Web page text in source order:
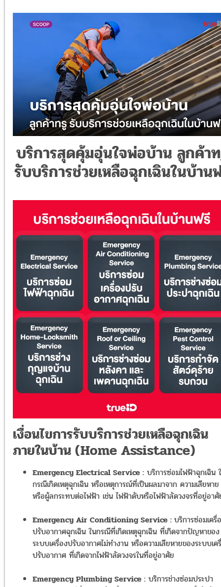
บริการสุดคุ้มอุ่นใจพ่อบ้าน ลูกค้า
รับบริการช่วยเหลือฉุกเฉินในบ้าน
เงื่อนไขการรับบริการช่วยเหลือฉุกเฉิน
ภายในบ้าน (Home Assistance)
Emergency Electrical Service : บริการซ่อมไฟฟ้าฉุกเฉิน
กรณีเกิดเหตุฉุกเฉิน หรือเหตุการณ์ที่เป็นผลมาจาก ความเสียหาย
หรือผู้ลกระทบต่อไฟฟ้า เช่น ไฟฟ้าดับหรือไฟฟ้าลัดวงจรที่อยู่อา
Emergency Air Conditioning Service : บริการซ่อมเครื่
ปรับอากาศฉุกเฉิน ในกรณีที่เกิดเหตุฉุกเฉิน ที่เกิดจากปัญหาของ
ระบบเครื่องปรับอากาศไม่ทำงาน หรือความเสียหายของระบบเค
ปรับอากาศ ที่เกิดจากไฟฟ้าลัดวงจรในที่อยู่อาศัย
Emergency Plumbing Service : บริการช่างซ่อมประปา